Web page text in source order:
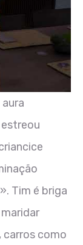
Tim é briga
carros como